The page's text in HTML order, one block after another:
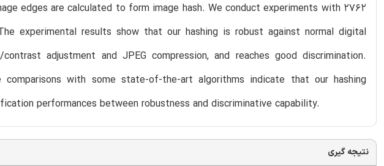
edges are calculated to form image hash. We conduct experiments with 2762
experimental results show that our hashing is robust against normal digital
adjustment and JPEG compression, and reaches good discrimination.
comparisons with some state-of-the-art algorithms indicate that our hashing
performances between robustness and discriminative capability.
نتیجه گیری